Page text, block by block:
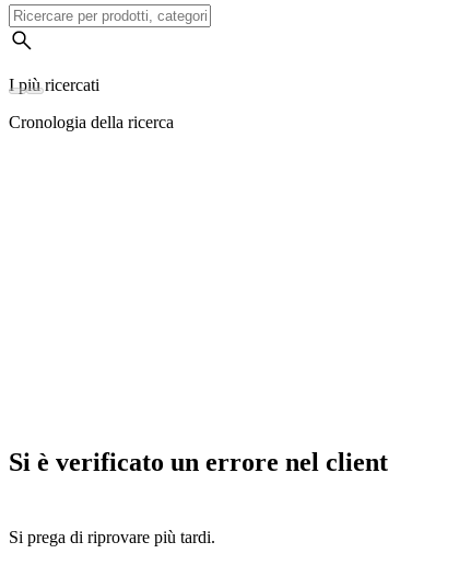
I più ricercati
Cronologia della ricerca
Si è verificato un errore nel client
Si prega di riprovare più tardi.